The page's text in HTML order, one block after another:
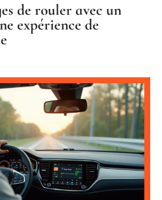
de rouler avec un
expérience de